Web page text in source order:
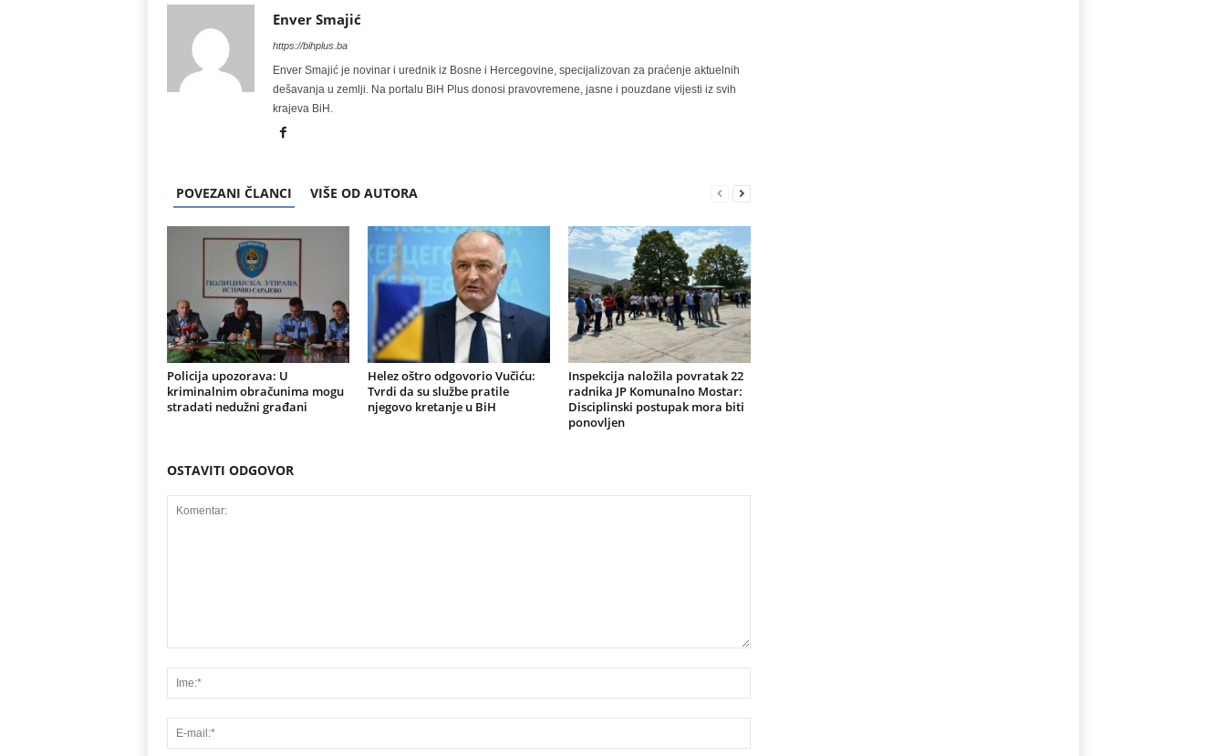
Enver Smajić
https://bihplus.ba
Enver Smajić je novinar i urednik iz Bosne i Hercegovine, specijalizovan za praćenje aktuelnih
dešavanja u zemlji. Na portalu BiH Plus donosi pravovremene, jasne i pouzdane vijesti iz svih
krajeva BiH.
POVEZANI ČLANCI VIŠE OD AUTORA
Policija upozorava: U
kriminalnim obračunima mogu
stradati nedužni građani
Helez oštro odgovorio Vučiću:
Tvrdi da su službe pratile
njegovo kretanje u BiH
Inspekcija naložila povratak 22
radnika JP Komunalno Mostar:
Disciplinski postupak mora biti
ponovljen
OSTAVITI ODGOVOR